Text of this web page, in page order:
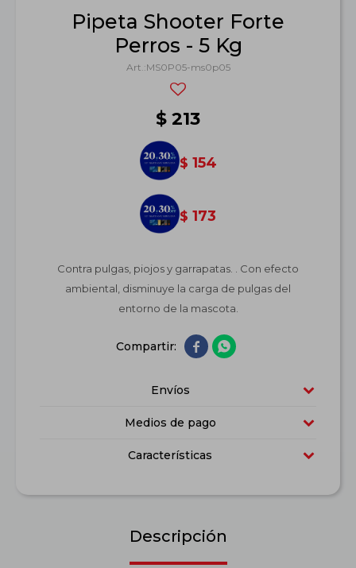
Pipeta Shooter Forte
Perros - 5 Kg
MS0P05-ms0p05
$ 213
$ 154
$ 173
Contra pulgas, piojos y garrapatas. . Con efecto
ambiental, disminuye la carga de pulgas del
entorno de la mascota.
 
Envíos
Medios de pago
Características
Descripción